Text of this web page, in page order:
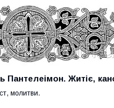
Пантелеімон. Житіє,
молитви.